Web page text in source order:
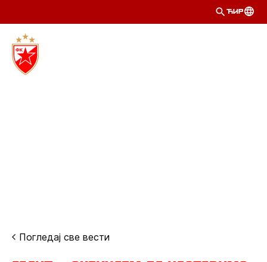
ЋИР
Погледај све вести